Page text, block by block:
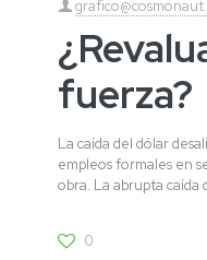
fuerza?
La caída del dólar
empleos formales en
obra. La abrupta caída
0